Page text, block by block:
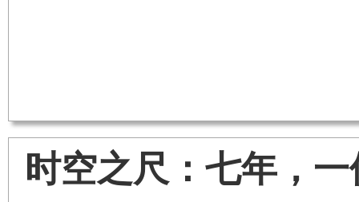
时空之尺：七年，